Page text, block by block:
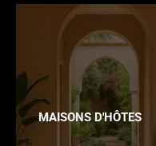
MAISONS D'HÔTES